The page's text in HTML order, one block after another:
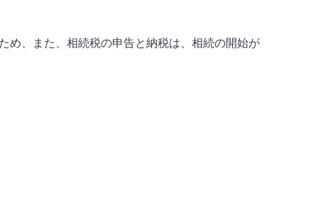
め、 また、相続税の申告と納税は、相続の開始が